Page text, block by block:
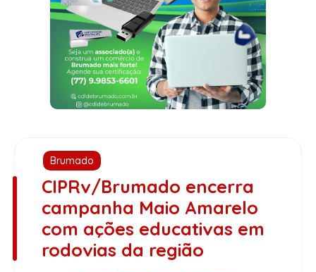
Brumado
CIPRv/Brumado encerra
campanha Maio Amarelo
com ações educativas em
rodovias da região